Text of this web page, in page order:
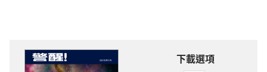
下載選項